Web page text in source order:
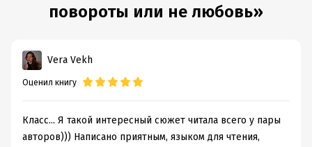
повороты или не любовь»
Vera Vekh
Оценил книгу
Класс... Я такой интересный сюжет читала всего у пары
авторов))) Написано приятным, языком для чтения,